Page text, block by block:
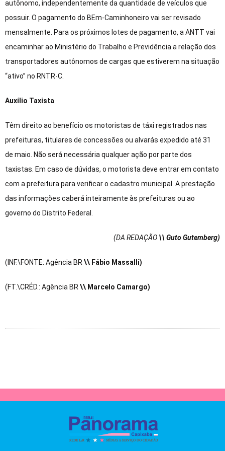
autônomo, independentemente da quantidade de veículos que
possuir. O pagamento do BEm-Caminhoneiro vai ser revisado
mensalmente. Para os próximos lotes de pagamento, a ANTT vai
encaminhar ao Ministério do Trabalho e Previdência a relação dos
transportadores autônomos de cargas que estiverem na situação
“ativo” no RNTR-C.
Auxílio Taxista
Têm direito ao benefício os motoristas de táxi registrados nas
prefeituras, titulares de concessões ou alvarás expedido até 31
de maio. Não será necessária qualquer ação por parte dos
taxistas. Em caso de dúvidas, o motorista deve entrar em contato
com a prefeitura para verificar o cadastro municipal. A prestação
das informações caberá inteiramente às prefeituras ou ao
governo do Distrito Federal.
(DA REDAÇÃO \\ Guto Gutemberg)
(INF.\FONTE: Agência BR\\ Fábio Massalli)
(FT.\CRÉD.: Agência BR\\ Marcelo Camargo)